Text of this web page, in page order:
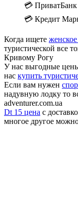
💳 ПриватБанк
💳 Кредит
Когда ищете
туристической все
Кривому Рогу
У нас выгодные
нас купить
Если вам нужен
надувную лодку то
adventurer.com.ua
Dt 15 цена с
многое другое